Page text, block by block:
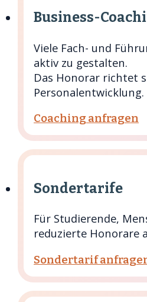
Business-
Viele Fach- und
aktiv zu gestalten.
Das Honorar richtet
Personalentwicklung.
Coaching anfragen
Sondertarife
Für Studierende,
reduzierte Honorare
Sondertarif